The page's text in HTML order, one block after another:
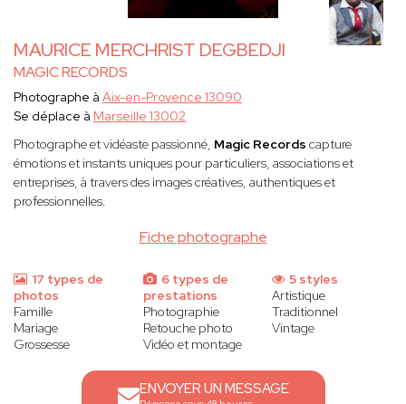
MAURICE MERCHRIST DEGBEDJI
MAGIC RECORDS
Fiche photographe
Photographe à Aix-en-Provence 13090
Se déplace à Marseille 13002
Photographe et vidéaste passionné, Magic Records capture
émotions et instants uniques pour particuliers, associations et
entreprises, à travers des images créatives, authentiques et
professionnelles.
17 types de
photos
Famille
Mariage
Grossesse
6 types de
prestations
Photographie
Retouche photo
Vidéo et montage
5 styles
Artistique
Traditionnel
Vintage
ENVOYER UN MESSAGE